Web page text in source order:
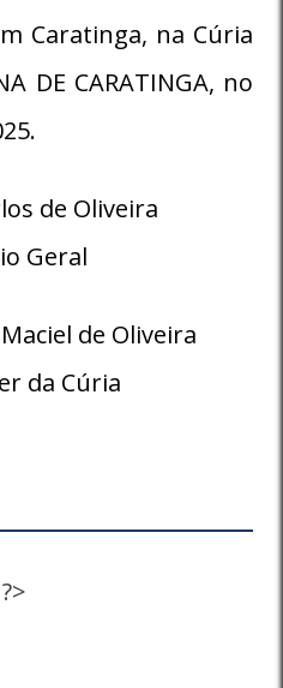
Caratinga, na Cúria
DE CARATINGA, no
de Oliveira
Geral
de Oliveira
da Cúria
?>